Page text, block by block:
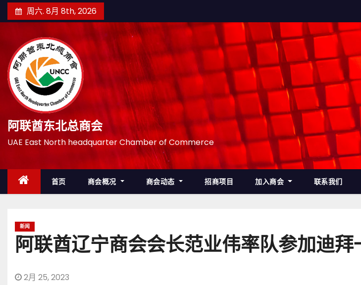
至
周六. 8月 8th, 2026
阿联酋东北总商会
UAE East North headquarter Chamber of Commerce
首页 商会概况 商会动态 招商项目 加入商会 联系我们
新闻
阿联酋辽宁商会会长范业伟率队参加迪
2月 25, 2023